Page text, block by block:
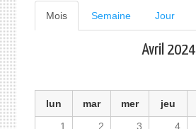
recherche
Onglets
principaux
Mois(onglet
actif)
Semaine Jour
Avril 2024
lun mar mer jeu
1
2 3 4